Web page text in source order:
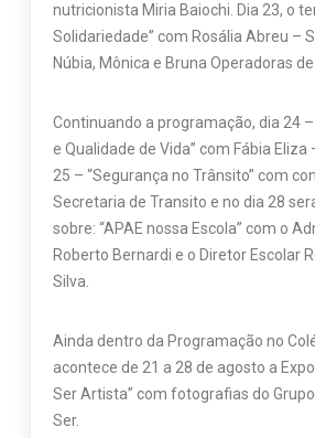
nutricionista Miria Baiochi. Dia 23, o
Solidariedade” com Rosália Abreu –
Núbia, Mônica e Bruna Operadoras
Continuando a programação, dia 24
e Qualidade de Vida” com Fábia
25 – “Segurança no Trânsito” com
Secretaria de Transito e no dia 28
sobre: “APAE nossa Escola” com o
Roberto Bernardi e o Diretor Escolar
Silva.
Ainda dentro da Programação no
acontece de 21 a 28 de agosto a
Ser Artista” com fotografias do
Ser.